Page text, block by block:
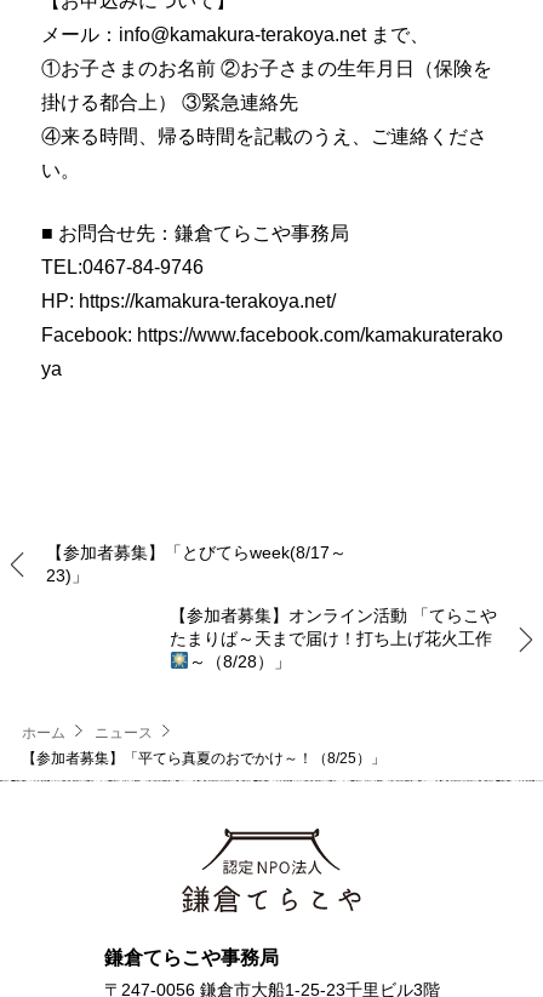
メール：info@kamakura-terakoya.net まで、
①お子さまのお名前 ②お子さまの生年月日（保険を
掛ける都合上） ③緊急連絡先
④来る時間、帰る時間を記載のうえ、ご連絡くださ
い。
■ お問合せ先：鎌倉てらこや事務局
TEL:0467-84-9746
HP: https://kamakura-terakoya.net/
Facebook: https://www.facebook.com/kamakuraterako
ya
【参加者募集】「とびてらweek(8/17～
23)」
【参加者募集】オンライン活動 「てらこや
たまりば～天まで届け！打ち上げ花火工作
～（8/28）」
ホーム
ニュース
【参加者募集】「平てら真夏のおでかけ～！（8/25）」
鎌倉てらこや事務局
〒247-0056 鎌倉市大船1-25-23千里ビル3階